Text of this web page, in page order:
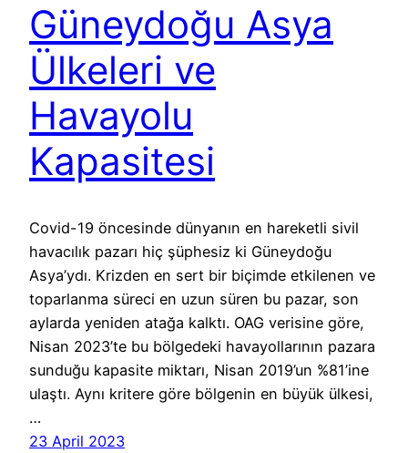
Güneydoğu Asya
Ülkeleri ve
Havayolu
Kapasitesi
Covid-19 öncesinde dünyanın en hareketli sivil
havacılık pazarı hiç şüphesiz ki Güneydoğu
Asya’ydı. Krizden en sert bir biçimde etkilenen ve
toparlanma süreci en uzun süren bu pazar, son
aylarda yeniden atağa kalktı. OAG verisine göre,
Nisan 2023’te bu bölgedeki havayollarının pazara
sunduğu kapasite miktarı, Nisan 2019’un %81’ine
ulaştı. Aynı kritere göre bölgenin en büyük ülkesi,
…
23 April 2023